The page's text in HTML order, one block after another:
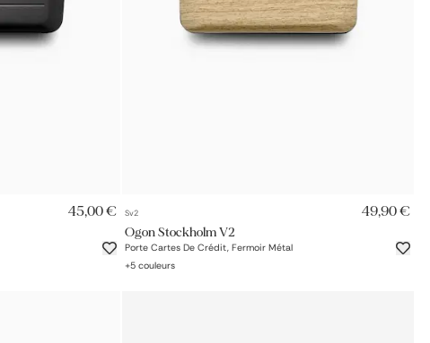
45,00 € Sv2 49,90 €
Ogon Stockholm V2
Porte Cartes De Crédit, Fermoir Métal
+5 couleurs